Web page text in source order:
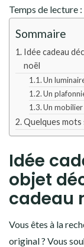
Temps de lecture :
Sommaire
Idée cadeau
noël
Un
Un
Un
Quelques mots
Idée
objet
cadeau
Vous êtes à la
original ? Vous